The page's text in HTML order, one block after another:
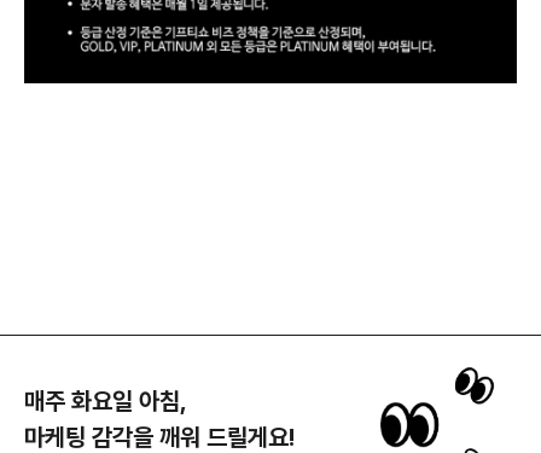
매주 화요일 아침,
마케팅 감각을 깨워 드릴게요!